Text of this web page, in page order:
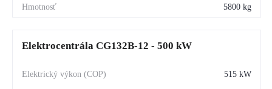
5800 kg
Elektrocentrála CG132B-12 - 500 kW
515 kW